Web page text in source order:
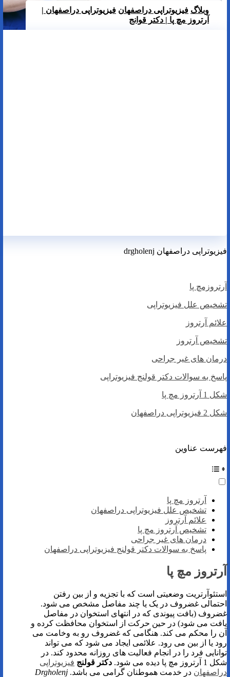
وبلاگ فیزیوتراپی دراصفهان فیزیوتراپی دراصفهان |
آرتروز مچ پا | دکتر قوانج
فیزیوتراپی دراصفهان drgholenj
آرتروزمچ پا
تشخیص علل فیزیوتراپی
علائم آرتروز
تشخیص آرتروز
درمان های غیر جراحی
پاسخ به سوالات دکتر قولنج فیزیوتراپی
شکل 1 آرتروز مچ پا
شکل 2 فیزیوتراپی دراصفهان
فهرست عناوین
آرتروز مچ پا
تشخیص علل فیزیوتراپی دراصفهان
علائم آرتروز
تشخیص آرتروز مچ پا
درمان های غیر جراحی
پاسخ به سوالات دکتر قولنج فیزیوتراپی دراصفهان
آرتروز مچ پا
استئوآرتریت وضعیتی است که با تجزیه و از بین رفتن
احتمالی غضروف در یک یا چند مفاصل مشخص می شود.
غضروف (بافت پیوندی که در انتهای استخوان در مفاصل
یافت می شود) در حین حرکت از استخوان محافظت کرده و
آن را محکم می کند. هنگامی که غضروف رو به وخامت می
رود یا از بین می رود. علائمی ایجاد می شود که می تواند
توانایی فرد را در انجام فعالیت های روزانه محدود کند. در
شکل 1 آرتروز مچ پا دیده می شود.
دکتر قولنج فیزیوتراپی
دراصفهان در خدمت هموطنان گرامی می باشد. Drgholenj